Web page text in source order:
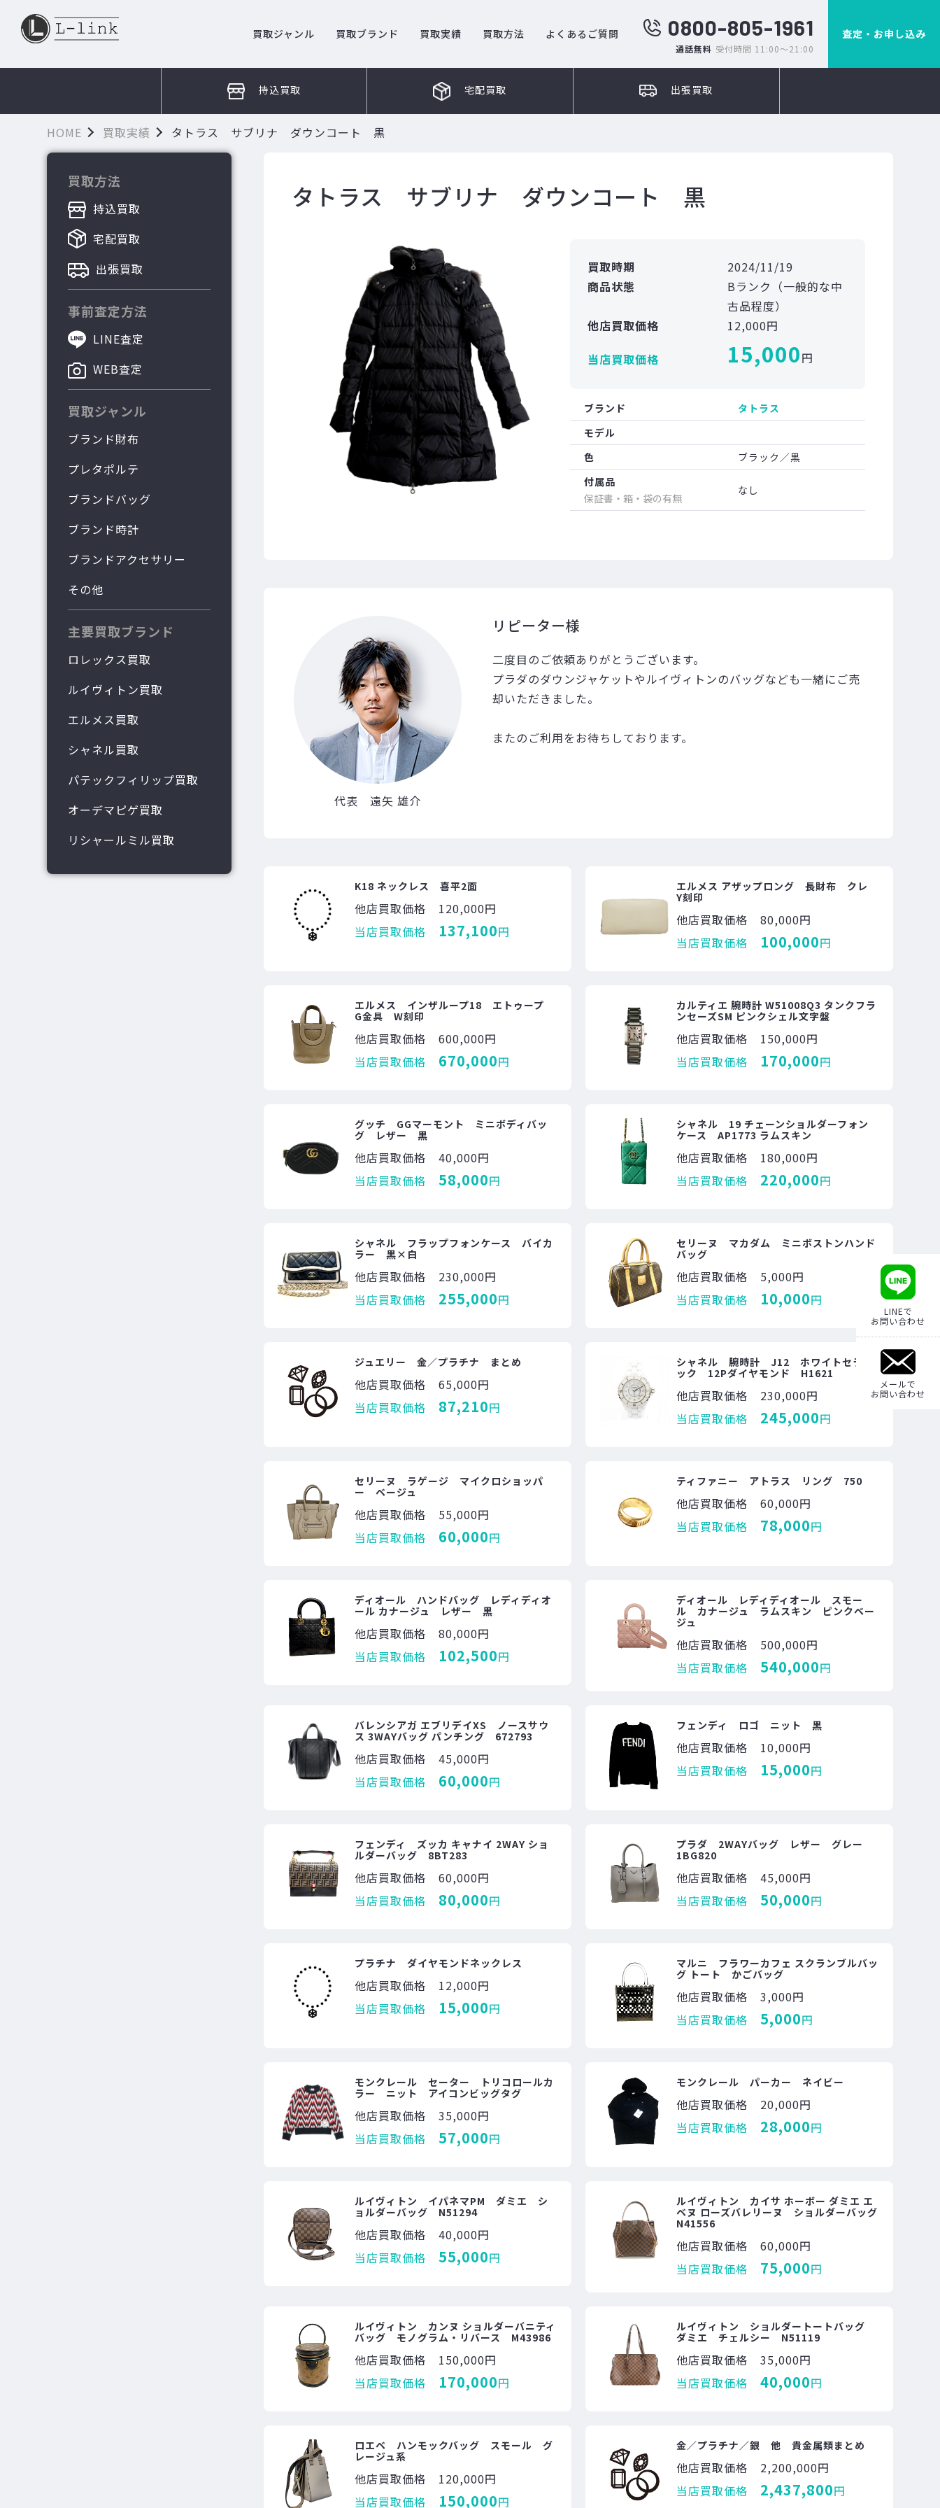
買取ジャンル 買取ブランド 買取実績 買取方法 よくあるご質問 0800-805-1961
通話無料 受付時間 11:00～21:00
査定・お申し込み
持込買取 宅配買取 出張買取
HOME 買取実績 タトラス サブリナ ダウンコート 黒
買取方法
持込買取
宅配買取
出張買取
事前査定方法
LINE査定
WEB査定
買取ジャンル
ブランド財布
プレタポルテ
ブランドバッグ
ブランド時計
ブランドアクセサリー
その他
主要買取ブランド
ロレックス買取
ルイヴィトン買取
エルメス買取
シャネル買取
パテックフィリップ買取
オーデマピゲ買取
リシャールミル買取
タトラス サブリナ ダウンコート 黒
買取時期
2024/11/19
商品状態
Bランク（一般的な中
古品程度）
他店買取価格
12,000円
当店買取価格
15,000円
ブランド
タトラス
モデル
色
ブラック／黒
付属品
保証書・箱・袋の有無
なし
代表 遠矢 雄介
リピーター様
二度目のご依頼ありがとうございます。
プラダのダウンジャケットやルイヴィトンのバッグなども一緒にご売
却いただきました。
またのご利用をお待ちしております。
K18 ネックレス 喜平2面
他店買取価格
120,000円
当店買取価格
137,100円
エルメス アザップロング 長財布 クレ
Y刻印
他店買取価格
80,000円
当店買取価格
100,000円
エルメス インザループ18 エトゥープ
G金具 W刻印
他店買取価格
600,000円
当店買取価格
670,000円
カルティエ 腕時計 W51008Q3 タンクフラ
ンセーズSM ピンクシェル文字盤
他店買取価格
150,000円
当店買取価格
170,000円
グッチ GGマーモント ミニボディバッ
グ レザー 黒
他店買取価格
40,000円
当店買取価格
58,000円
シャネル 19 チェーンショルダーフォン
ケース AP1773 ラムスキン
他店買取価格
180,000円
当店買取価格
220,000円
シャネル フラップフォンケース バイカ
ラー 黒×白
他店買取価格
230,000円
当店買取価格
255,000円
セリーヌ マカダム ミニボストンハンド
バッグ
他店買取価格
5,000円
当店買取価格
10,000円
ジュエリー 金／プラチナ まとめ
他店買取価格
65,000円
当店買取価格
87,210円
シャネル 腕時計 J12 ホワイトセラミ
ック 12Pダイヤモンド H1621
他店買取価格
230,000円
当店買取価格
245,000円
セリーヌ ラゲージ マイクロショッパ
ー ベージュ
他店買取価格
55,000円
当店買取価格
60,000円
ティファニー アトラス リング 750
他店買取価格
60,000円
当店買取価格
78,000円
ディオール ハンドバッグ レディディオ
ール カナージュ レザー 黒
他店買取価格
80,000円
当店買取価格
102,500円
ディオール レディディオール スモー
ル カナージュ ラムスキン ピンクベー
ジュ
他店買取価格
500,000円
当店買取価格
540,000円
バレンシアガ エブリデイXS ノースサウ
ス 3WAYバッグ パンチング 672793
他店買取価格
45,000円
当店買取価格
60,000円
フェンディ ロゴ ニット 黒
他店買取価格
10,000円
当店買取価格
15,000円
フェンディ ズッカ キャナイ 2WAY ショ
ルダーバッグ 8BT283
他店買取価格
60,000円
当店買取価格
80,000円
プラダ 2WAYバッグ レザー グレー
1BG820
他店買取価格
45,000円
当店買取価格
50,000円
プラチナ ダイヤモンドネックレス
他店買取価格
12,000円
当店買取価格
15,000円
マルニ フラワーカフェ スクランブルバッ
グ トート かごバッグ
他店買取価格
3,000円
当店買取価格
5,000円
モンクレール セーター トリコロールカ
ラー ニット アイコンビッグタグ
他店買取価格
35,000円
当店買取価格
57,000円
モンクレール パーカー ネイビー
他店買取価格
20,000円
当店買取価格
28,000円
ルイヴィトン イパネマPM ダミエ シ
ョルダーバッグ N51294
他店買取価格
40,000円
当店買取価格
55,000円
ルイヴィトン カイサ ホーボー ダミエ エ
ベヌ ローズバレリーヌ ショルダーバッグ
N41556
他店買取価格
60,000円
当店買取価格
75,000円
ルイヴィトン カンヌ ショルダーバニティ
バッグ モノグラム・リバース M43986
他店買取価格
150,000円
当店買取価格
170,000円
ルイヴィトン ショルダートートバッグ
ダミエ チェルシー N51119
他店買取価格
35,000円
当店買取価格
40,000円
ロエベ ハンモックバッグ スモール グ
レージュ系
他店買取価格
120,000円
当店買取価格
150,000円
金／プラチナ／銀 他 貴金属類まとめ
他店買取価格
2,200,000円
当店買取価格
2,437,800円
LINEで
お問い合わせ
メールで
お問い合わせ